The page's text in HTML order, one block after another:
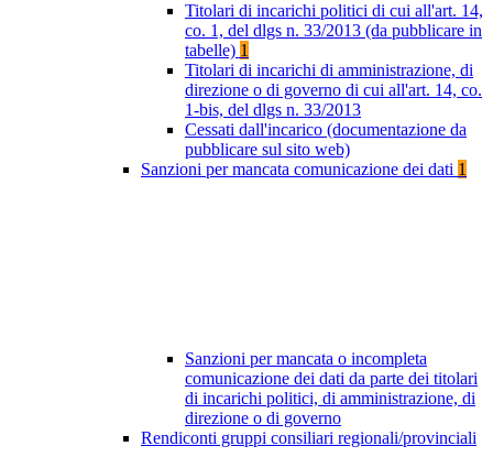
Titolari di incarichi politici di cui all'art. 14,
co. 1, del dlgs n. 33/2013 (da pubblicare in
tabelle) 1
Titolari di incarichi di amministrazione, di
direzione o di governo di cui all'art. 14, co.
1-bis, del dlgs n. 33/2013
Cessati dall'incarico (documentazione da
pubblicare sul sito web)
Sanzioni per mancata comunicazione dei dati 1
Sanzioni per mancata o incompleta
comunicazione dei dati da parte dei titolari
di incarichi politici, di amministrazione, di
direzione o di governo
Rendiconti gruppi consiliari regionali/provinciali